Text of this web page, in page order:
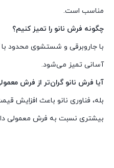
مناسب است.
چگونه فرش نانو را تمیز کنیم؟
با جاروبرقی و شستشوی محدود
آسانی تمیز می‌شود.
آیا فرش نانو گران‌تر از فرش
بله، فناوری نانو باعث افزایش
بیشتری نسبت به فرش معمولی